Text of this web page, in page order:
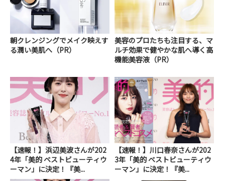
朝クレンジングでメイク映えす
る潤い美肌へ（PR）
美容のプロたちも注目する、マ
ルチ効果で健やかな肌へ導く高
機能美容液（PR）
【速報！】浜辺美波さんが202
4年「美的 ベストビューティウ
ーマン」に決定！『美...
【速報！】川口春奈さんが202
3年「美的 ベストビューティウ
ーマン」に決定！『美...